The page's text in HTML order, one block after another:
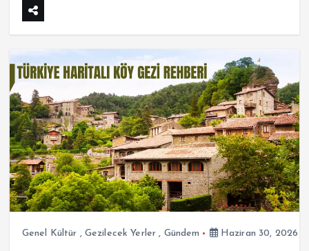
Genel Kültür , Gezilecek Yerler , Gündem Haziran 30, 2026